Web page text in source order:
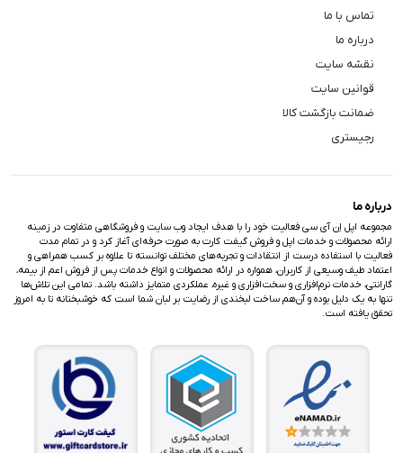
تماس با ما
درباره ما
نقشه سایت
قوانین سایت
ضمانت بازگشت کالا
رجیستری
درباره ما
مجموعه اپل اِن آی سی فعالیت خود را با هدف ایجاد وب سایت و فروشگاهی متفاوت در زمینه
ارائه محصولات و خدمات اپل و فروش گیفت کارت به صورت حرفه‌ای آغاز کرد و در تمام مدت
فعالیت با استفاده درست از انتقادات و تجربه‌های مختلف توانسته تا علاوه بر کسب همراهی و
اعتماد طیف وسیعی از کاربران، همواره در ارائه محصولات و انواع خدمات پس از فروش اعم از بیمه،
گارانتی، خدمات نرم‌افزاری و سخت‌افزاری و غیره، عملکردی متمایز داشته باشد. تمامی این تلاش‌ها
تنها به یک دلیل بوده و آن‌هم ساخت لبخندی از رضایت بر لبان شما است که خوشبختانه تا به امروز
تحقق یافته است.